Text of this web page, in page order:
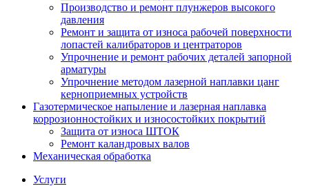
Производство и ремонт плунжеров высокого
давления
Ремонт и защита от износа рабочей поверхности
лопастей калибраторов и центраторов
Упрочнение и ремонт рабочих деталей запорной
арматуры
Упрочнение методом лазерной наплавки цанг
керноприемных устройств
Газотермическое напыление и лазерная наплавка
коррозионностойких и износостойких покрытий
Защита от износа ШТОК
Ремонт каландровых валов
Механическая обработка
Услуги